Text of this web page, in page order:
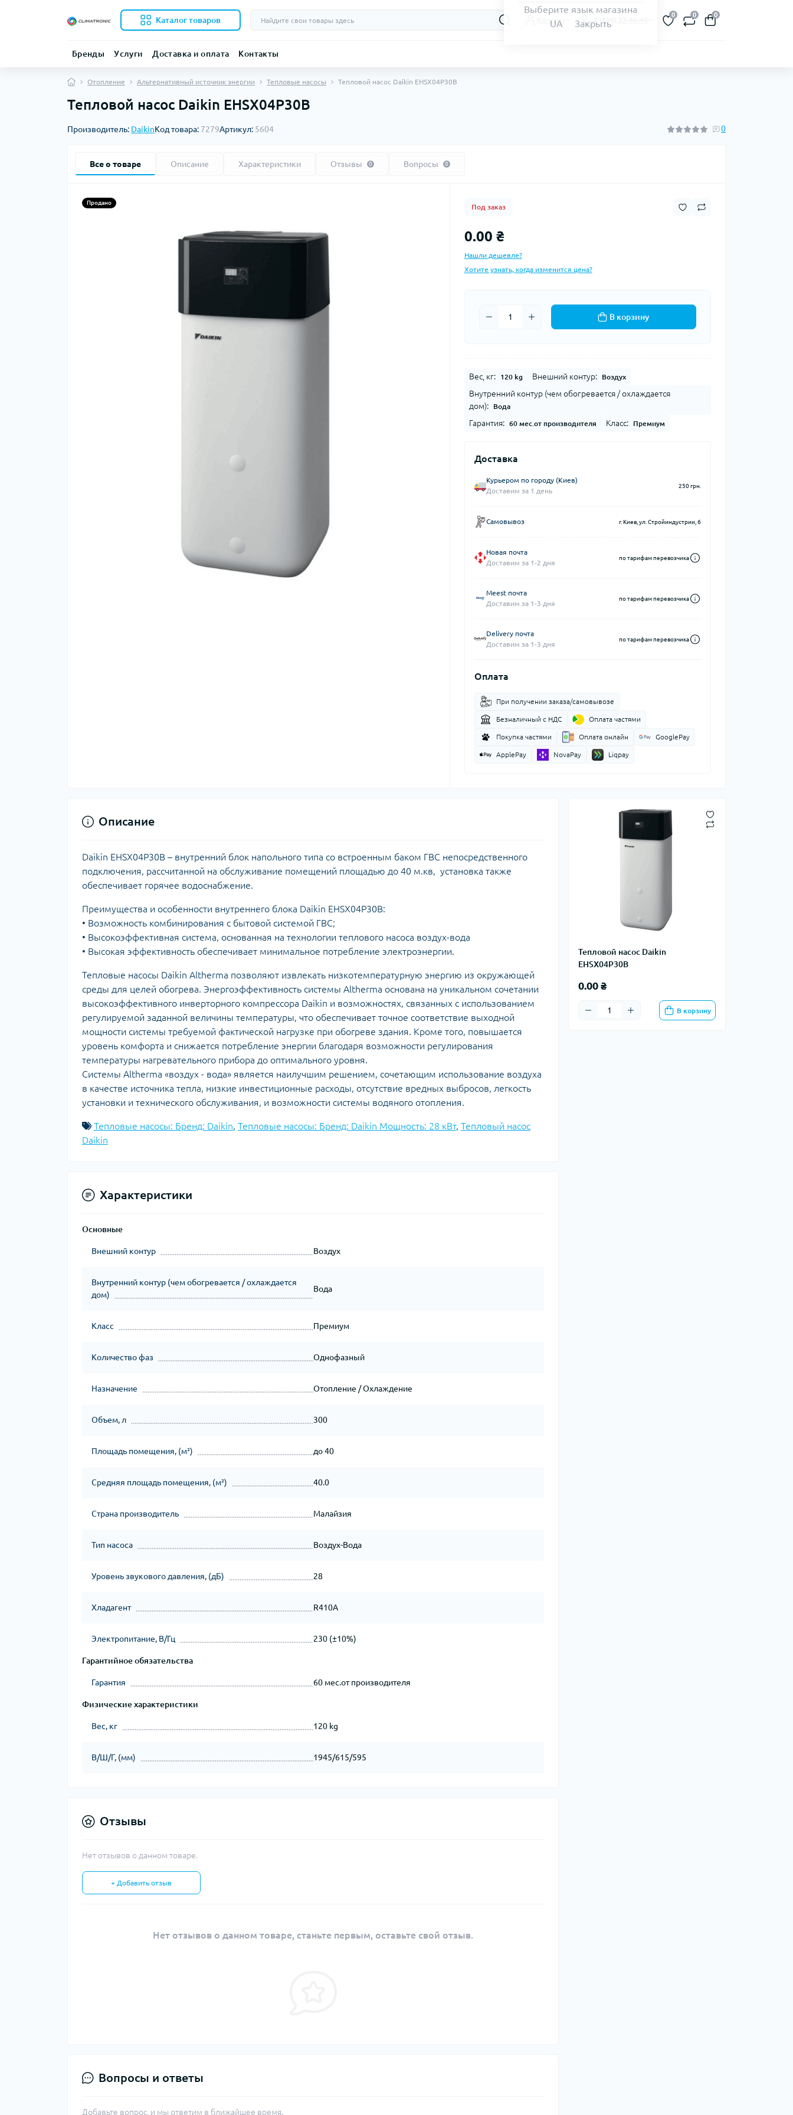
Каталог товаров Клиенту
0 0 0
Бренды Услуги Доставка и оплата Контакты
Отопление Альтернативный источник энергии Тепловые насосы Тепловой насос Daikin EHSX04P30B
Тепловой насос Daikin EHSX04P30B
Производитель: DaikinКод товара: 7279Артикул: 5604 0
Все о товаре Описание Характеристики Отзывы 0 Вопросы 0
Продано
Под заказ
0.00 ₴
Нашли дешевле?
Хотите узнать, когда изменится цена?
В корзину
Вес, кг: 120 kg Внешний контур: Воздух
Внутренний контур (чем обогревается / охлаждается
дом):
Вода
Гарантия: 60 мес.от производителя Класс: Премиум
Доставка
Курьером по городу (Киев)
Доставим за 1 день
250 грн.
Самовывоз г. Киев, ул. Стройиндустрии, 6
Новая почта
Доставим за 1-2 дня
по тарифам перевозчика
Meest почта
Доставим за 1-3 дня
по тарифам перевозчика
Delivery почта
Доставим за 1-3 дня
по тарифам перевозчика
Оплата
При получении заказа/самовывозе
Безналичный с НДС Оплата частями
Покупка частями Оплата онлайн GooglePay
ApplePay NovaPay Liqpay
Тепловой насос Daikin
EHSX04P30B
0.00 ₴
В корзину
Описание
Daikin EHSX04P30B – внутренний блок напольного типа со встроенным баком ГВС непосредственного
подключения, рассчитанной на обслуживание помещений площадью до 40 м.кв, установка также
обеспечивает горячее водоснабжение.
Преимущества и особенности внутреннего блока Daikin EHSX04P30B:
• Возможность комбинирования с бытовой системой ГВС;
• Высокоэффективная система, основанная на технологии теплового насоса воздух-вода
• Высокая эффективность обеспечивает минимальное потребление электроэнергии.
Тепловые насосы Daikin Altherma позволяют извлекать низкотемпературную энергию из окружающей
среды для целей обогрева. Энергоэффективность системы Altherma основана на уникальном сочетании
высокоэффективного инверторного компрессора Daikin и возможностях, связанных с использованием
регулируемой заданной величины температуры, что обеспечивает точное соответствие выходной
мощности системы требуемой фактической нагрузке при обогреве здания. Кроме того, повышается
уровень комфорта и снижается потребление энергии благодаря возможности регулирования
температуры нагревательного прибора до оптимального уровня.
Системы Altherma «воздух - вода» является наилучшим решением, сочетающим использование воздуха
в качестве источника тепла, низкие инвестиционные расходы, отсутствие вредных выбросов, легкость
установки и технического обслуживания, и возможности системы водяного отопления.
Тепловые насосы: Бренд: Daikin, Тепловые насосы: Бренд: Daikin Мощность: 28 кВт, Тепловый насос
Daikin
Характеристики
Основные
Внешний контур Воздух
Внутренний контур (чем обогревается / охлаждается
дом)
Вода
Класс Премиум
Количество фаз Однофазный
Назначение Отопление / Охлаждение
Объем, л 300
Площадь помещения, (м²) до 40
Средняя площадь помещения, (м²) 40.0
Страна производитель Малайзия
Тип насоса Воздух-Вода
Уровень звукового давления, (дБ) 28
Хладагент R410A
Электропитание, В/Гц 230 (±10%)
Гарантийное обязательства
Гарантия 60 мес.от производителя
Физические характеристики
Вес, кг 120 kg
В/Ш/Г, (мм) 1945/615/595
Отзывы
Нет отзывов о данном товаре.
+ Добавить отзыв
Нет отзывов о данном товаре, станьте первым, оставьте свой отзыв.
Вопросы и ответы
Добавьте вопрос, и мы ответим в ближайшее время.
Выберите язык магазина
UA
Закрыть